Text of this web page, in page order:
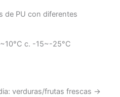
de PU con diferentes
c. -15~-25°C
verduras/frutas frescas →